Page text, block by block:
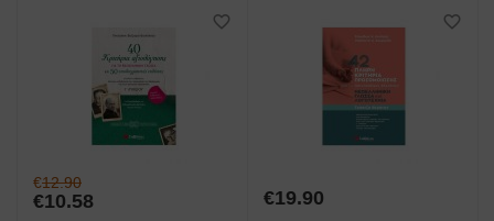
€12.90
€10.58 €19.90